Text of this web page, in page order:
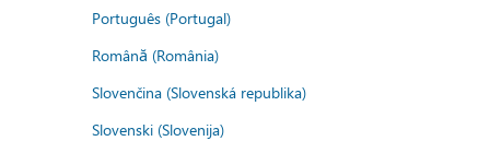
Português (Portugal)
Română (România)
Slovenčina (Slovenská republika)
Slovenski (Slovenija)